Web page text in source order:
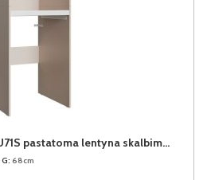
WASHCAB WCTO200-U71S pastatoma lentyna skalbimo mašinai
G: 68cm